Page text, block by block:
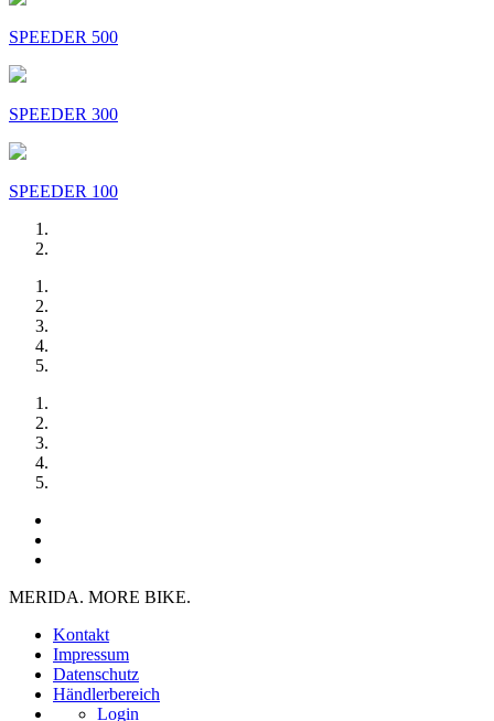
SPEEDER 500
SPEEDER 300
SPEEDER 100
MERIDA. MORE BIKE.
Kontakt
Impressum
Datenschutz
Händlerbereich
Login